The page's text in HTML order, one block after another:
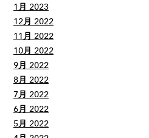
1月 2023
12月 2022
11月 2022
10月 2022
9月 2022
8月 2022
7月 2022
6月 2022
5月 2022